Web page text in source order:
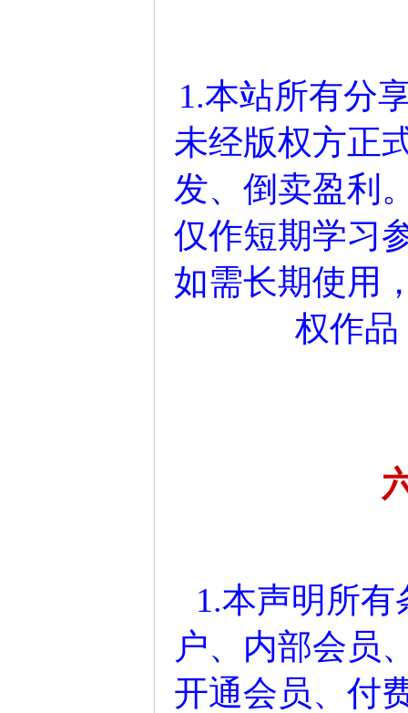
1.本站所有分
未经版权方正
发、倒卖盈利
仅作短期学习
如需长期使用
权作
1.本声明所
户、内部会员
开通会员、付